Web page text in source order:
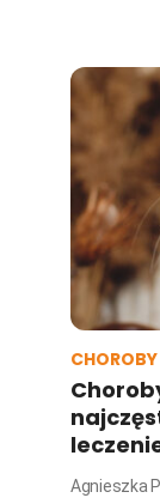
Agnieszka